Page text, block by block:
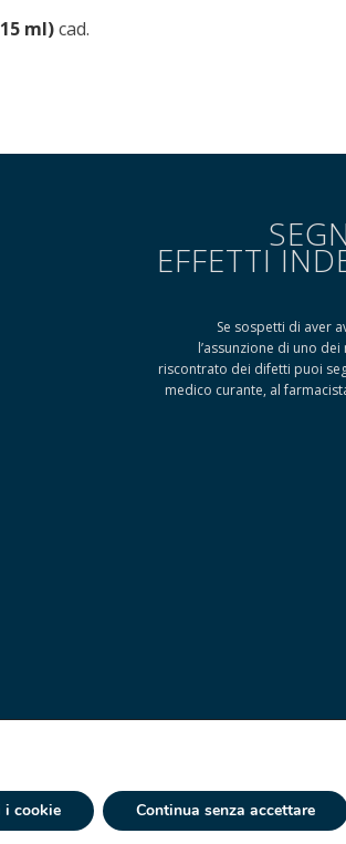
ml)cad.
EFFETTI
Se sospetti di aver
l’assunzione di uno
riscontrato dei difetti puoi
medico curante, al
cookie Continua senza accettare